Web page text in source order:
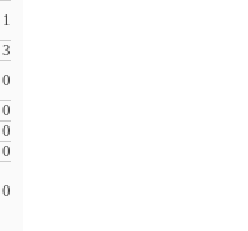
1
3
0
0
0
0
0